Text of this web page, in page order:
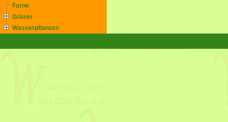
Farne
Gräser
Wasserpflanzen